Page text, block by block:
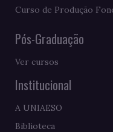
Curso de Produção
Pós-Graduação
Ver cursos
Institucional
A UNIAESO
Biblioteca